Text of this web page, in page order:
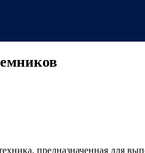
предназначенная для